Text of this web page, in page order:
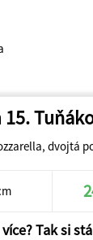
15.
dvojtá
více? Tak si